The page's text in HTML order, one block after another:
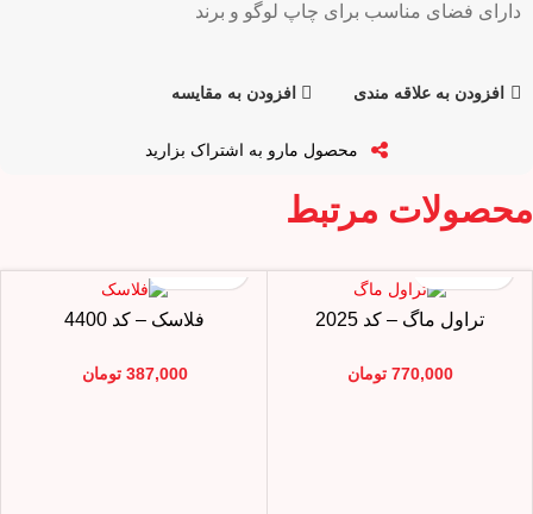
دارای فضای مناسب برای چاپ لوگو و برند
افزودن به علاقه مندی افزودن به مقایسه
محصول مارو به اشتراک بزارید
محصولات مرتبط
تراول ماگ – کد 2025
770,000 تومان
فلاسک – کد 4400
387,000 تومان